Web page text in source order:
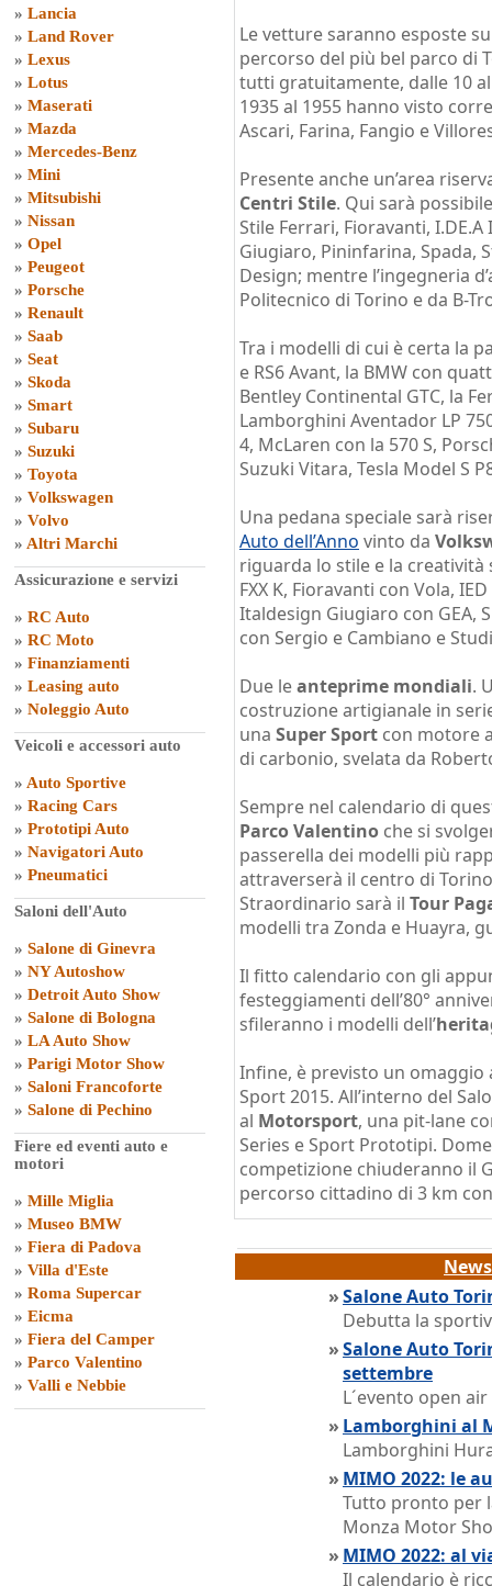
» Lancia
» Land Rover
» Lexus
» Lotus
» Maserati
» Mazda
» Mercedes-Benz
» Mini
» Mitsubishi
» Nissan
» Opel
» Peugeot
» Porsche
» Renault
» Saab
» Seat
» Skoda
» Smart
» Subaru
» Suzuki
» Toyota
» Volkswagen
» Volvo
» Altri Marchi
Assicurazione e servizi
» RC Auto
» RC Moto
» Finanziamenti
» Leasing auto
» Noleggio Auto
Veicoli e accessori auto
» Auto Sportive
» Racing Cars
» Prototipi Auto
» Navigatori Auto
» Pneumatici
Saloni dell'Auto
» Salone di Ginevra
» NY Autoshow
» Detroit Auto Show
» Salone di Bologna
» LA Auto Show
» Parigi Motor Show
» Saloni Francoforte
» Salone di Pechino
Fiere ed eventi auto e
motori
» Mille Miglia
» Museo BMW
» Fiera di Padova
» Villa d'Este
» Roma Supercar
» Eicma
» Fiera del Camper
» Parco Valentino
» Valli e Nebbie
Le vetture saranno esposte
percorso del più bel parco di
tutti gratuitamente, dalle 10
1935 al 1955 hanno visto
Ascari, Farina, Fangio e
Presente anche un’area
Centri Stile. Qui sarà
Stile Ferrari, Fioravanti,
Giugiaro, Pininfarina, Spada,
Design; mentre l’ingegneria
Politecnico di Torino e da B-
Tra i modelli di cui è certa la
e RS6 Avant, la BMW con
Bentley Continental GTC, la
Lamborghini Aventador LP
4, McLaren con la 570 S,
Suzuki Vitara, Tesla Model S
Una pedana speciale sarà
Auto dell’Anno vinto da
riguarda lo stile e la
FXX K, Fioravanti con Vola,
Italdesign Giugiaro con GEA,
con Sergio e Cambiano e
Due leanteprime mondiali.
costruzione artigianale in
una Super Sport con motore
di carbonio, svelata da
Sempre nel calendario di
Parco Valentino che si
passerella dei modelli più
attraverserà il centro di
Straordinario sarà il Tour
modelli tra Zonda e Huayra,
Il fitto calendario con gli
festeggiamenti dell’80°
sfileranno i modelli dell’
Infine, è previsto un omaggio
Sport 2015. All’interno del
al Motorsport, una pit-lane
Series e Sport Prototipi.
competizione chiuderanno il
percorso cittadino di 3 km
»Salone Auto
Debutta la
»Salone Auto
settembre
L´evento open
» Lamborghini al
Lamborghini
» MIMO 2022: le
Tutto pronto per
Monza Motor
» MIMO 2022: al
Il calendario è